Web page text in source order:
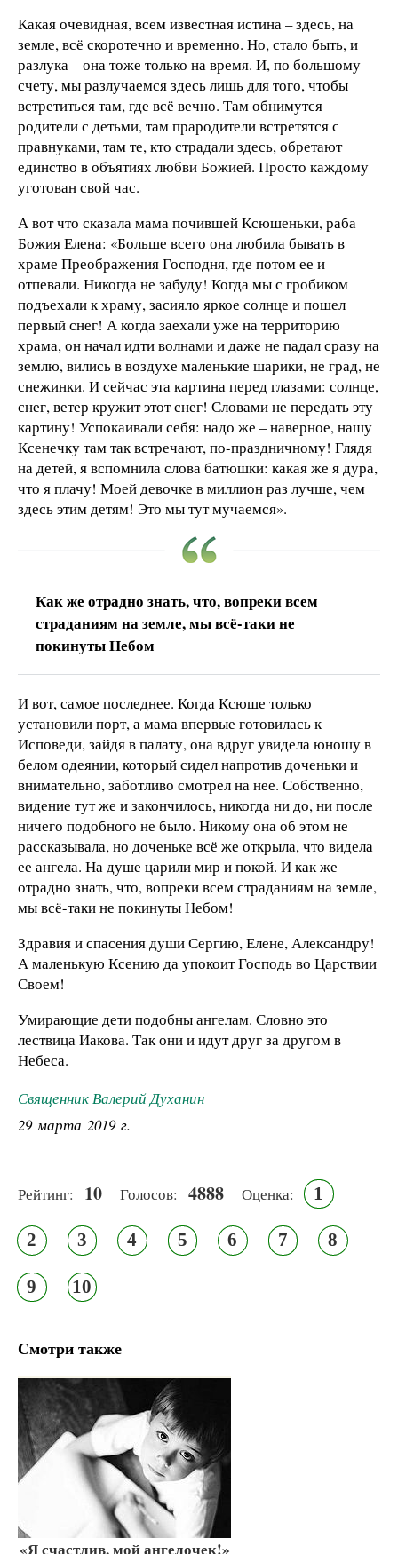
Какая очевидная, всем известная истина – здесь, на
земле, всё скоротечно и временно. Но, стало быть, и
разлука – она тоже только на время. И, по большому
счету, мы разлучаемся здесь лишь для того, чтобы
встретиться там, где всё вечно. Там обнимутся
родители с детьми, там прародители встретятся с
правнуками, там те, кто страдали здесь, обретают
единство в объятиях любви Божией. Просто каждому
уготован свой час.
А вот что сказала мама почившей Ксюшеньки, раба
Божия Елена: «Больше всего она любила бывать в
храме Преображения Господня, где потом ее и
отпевали. Никогда не забуду! Когда мы с гробиком
подъехали к храму, засияло яркое солнце и пошел
первый снег! А когда заехали уже на территорию
храма, он начал идти волнами и даже не падал сразу на
землю, вились в воздухе маленькие шарики, не град, не
снежинки. И сейчас эта картина перед глазами: солнце,
снег, ветер кружит этот снег! Словами не передать эту
картину! Успокаивали себя: надо же – наверное, нашу
Ксенечку там так встречают, по-праздничному! Глядя
на детей, я вспомнила слова батюшки: какая же я дура,
что я плачу! Моей девочке в миллион раз лучше, чем
здесь этим детям! Это мы тут мучаемся».
Как же отрадно знать, что, вопреки всем
страданиям на земле, мы всё-таки не
покинуты Небом
И вот, самое последнее. Когда Ксюше только
установили порт, а мама впервые готовилась к
Исповеди, зайдя в палату, она вдруг увидела юношу в
белом одеянии, который сидел напротив доченьки и
внимательно, заботливо смотрел на нее. Собственно,
видение тут же и закончилось, никогда ни до, ни после
ничего подобного не было. Никому она об этом не
рассказывала, но доченьке всё же открыла, что видела
ее ангела. На душе царили мир и покой. И как же
отрадно знать, что, вопреки всем страданиям на земле,
мы всё-таки не покинуты Небом!
Здравия и спасения души Сергию, Елене, Александру!
А маленькую Ксению да упокоит Господь во Царствии
Своем!
Умирающие дети подобны ангелам. Словно это
лествица Иакова. Так они и идут друг за другом в
Небеса.
Священник Валерий Духанин
29 марта 2019 г.
Рейтинг: 10 Голосов: 4888 Оценка: 1
2 3 4 5 6 7 8
9 10
Смотри также
«Я счастлив, мой ангелочек!»